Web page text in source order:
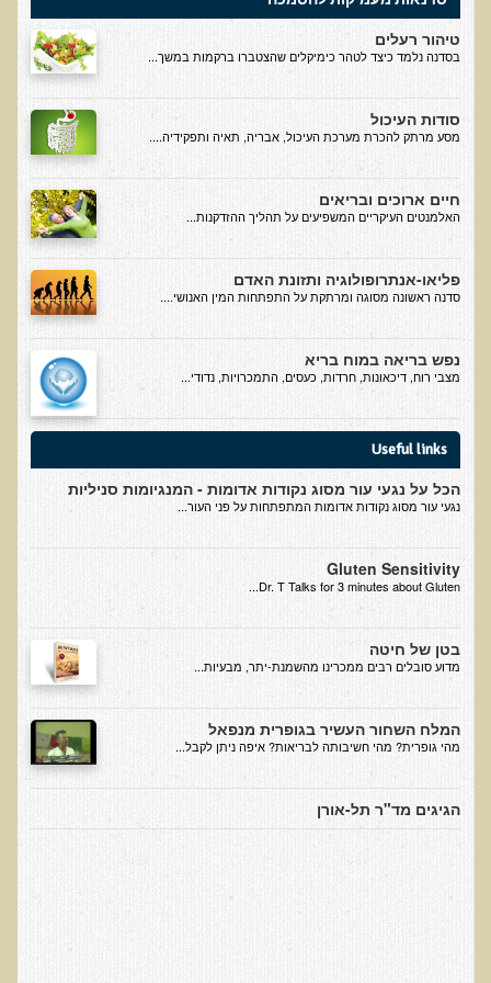
סדנה בנושא: התא ובריאותך
הרצאות ואירועים קרובים
חבקו את השמש! הרצאת זום
מפגש קולנועי עם דר' עדיאל תל-אורן
כנס אוכלים בריא 8
כנס בריאות העור, השיער והציפורניים - והקשר העמוק לבריאות הגוף
הרצאה: תבוסת הסרטן - מהפכת הגילוי המוקדם
סדנת הבריאות המינית, הסקס והפוריות עם ד"ר עדיאל תל-אורן
הרצאה: סודות האפיגנטיקה
עידן המחלות האוטו-אימוניות - מינקות ועד בגרות
הרצאות מוקלטות בעברית
תנועה תקינה במפרקים
עיבוד מזון - כל הסודות
הקשר התזונתי בין דלקת לסוכרת
כיצד מזונות תמימים הורסים את בריאותנו
כיצד לחיות חיים ארוכים ובריאים
המזון – תרופה או מניעה
טיפול בהפרעות קשב וריכוז, אוטיזם
טיהור רעלים בראי הרפואה הפונקציונאלית
בריאות המוח
תנועת המזון הבריא בשוליים
חיסונים ונושאים נוספים
טיהור רעלים
בסדנה נלמד כיצד לטהר כימיקלים שהצטברו ברקמות במשך...
סודות העיכול
מסע מרתק להכרת מערכת העיכול, אבריה, תאיה ותפקידיה....
חיים ארוכים ובריאים
האלמנטים העיקריים המשפיעים על תהליך ההזדקנות...
פליאו-אנתרופולוגיה ותזונת האדם
סדנה ראשונה מסוגה ומרתקת על התפתחות המין האנושי....
נפש בריאה במוח בריא
מצבי רוח, דיכאונות, חרדות, כעסים, התמכרויות, נדודי...
Useful links
הכל על נגעי עור מסוג נקודות אדומות - המנגיומות סניליות
נגעי עור מסוג נקודות אדומות המתפתחות על פני העור...
Gluten Sensitivity
Dr. T Talks for 3 minutes about Gluten...
בטן של חיטה
​מדוע סובלים רבים ממכרינו מהשמנת-יתר, מבעיות...
המלח השחור העשיר בגופרית מנפאל
מהי גופרית? מהי חשיבותה לבריאות? איפה ניתן לקבל...
הגיגים מד"ר תל-אורן